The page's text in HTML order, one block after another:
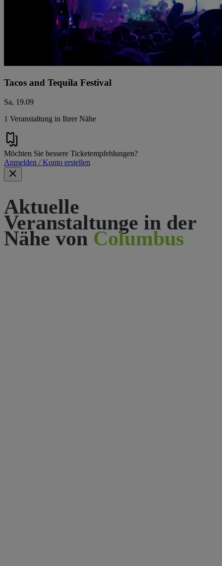
Tacos and Tequila Festival
Sa, 19.09
1 Veranstaltung in Ihrer Nähe
Möchten Sie bessere Ticketempfehlungen?
Anmelden / Konto erstellen
Aktuelle
Veranstaltunge in der
Nähe von Columbus